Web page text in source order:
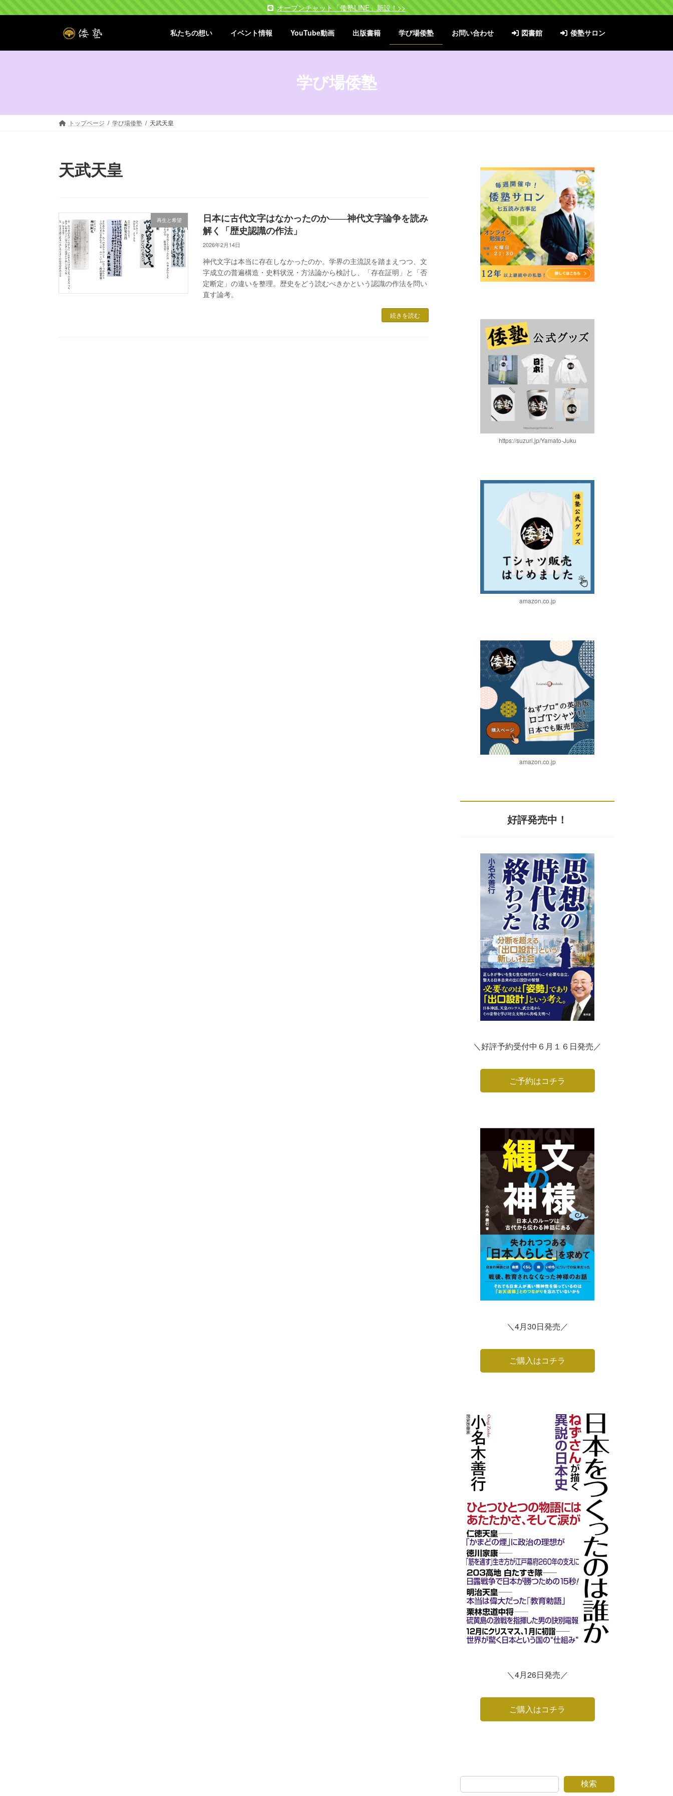
ン
ツ
プ
ビ
シ
動
オープンチャット「倭塾LINE」新設！>>
私たちの想い イベント情報 YouTube動画 出版書籍 学び場倭塾 お問い合わせ 図書館 倭塾サロン
学び場倭塾
トップページ 学び場倭塾 天武天皇
天武天皇
再生と希望
日本に古代文字はなかったのか――神代文字論争を読み
解く「歴史認識の作法」
2026年2月14日
神代文字は本当に存在しなかったのか。学界の主流説を踏まえつつ、文
字成立の普遍構造・史料状況・方法論から検討し、「存在証明」と「否
定断定」の違いを整理。歴史をどう読むべきかという認識の作法を問い
直す論考。
続きを読む
https://suzuri.jp/Yamato-Juku
amazon.co.jp
amazon.co.jp
好評発売中！
＼好評予約受付中６月１６日発売／
ご予約はコチラ
＼4月30日発売／
ご購入はコチラ
＼4月26日発売／
ご購入はコチラ
検索